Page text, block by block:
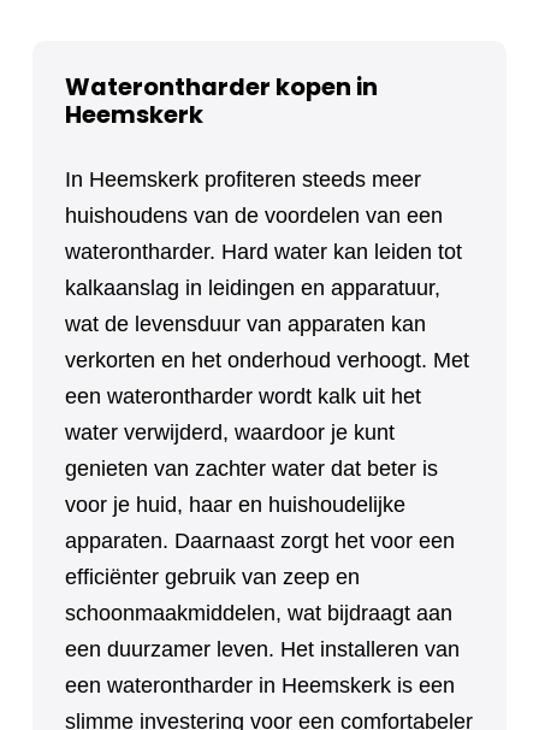
Waterontharder kopen in
Heemskerk
In Heemskerk profiteren steeds meer
huishoudens van de voordelen van een
waterontharder. Hard water kan leiden tot
kalkaanslag in leidingen en apparatuur,
wat de levensduur van apparaten kan
verkorten en het onderhoud verhoogt. Met
een waterontharder wordt kalk uit het
water verwijderd, waardoor je kunt
genieten van zachter water dat beter is
voor je huid, haar en huishoudelijke
apparaten. Daarnaast zorgt het voor een
efficiënter gebruik van zeep en
schoonmaakmiddelen, wat bijdraagt aan
een duurzamer leven. Het installeren van
een waterontharder in Heemskerk is een
slimme investering voor een comfortabeler